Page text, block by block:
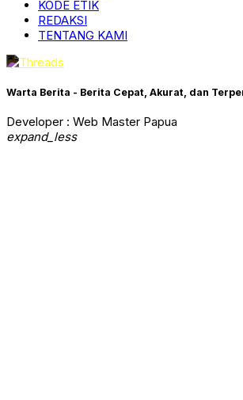
KODE ETIK
REDAKSI
TENTANG KAMI
Warta Berita - Berita Cepat, Akurat, dan
Developer : Web Master Papua
expand_less